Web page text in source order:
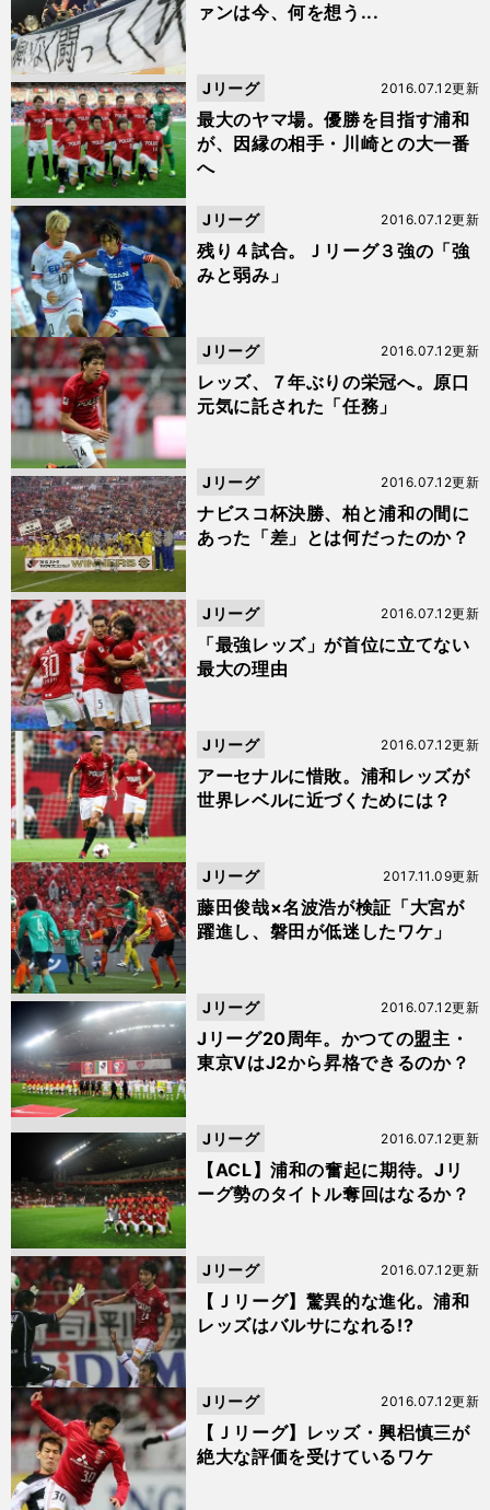
ァンは今、何を想う...
最大のヤマ場。優勝を目指す浦和
が、因縁の相手・川崎との大一番
へ
2016.07.12更新
Jリーグ
残り４試合。Ｊリーグ３強の「強
みと弱み」
2016.07.12更新
Jリーグ
レッズ、７年ぶりの栄冠へ。原口
元気に託された「任務」
2016.07.12更新
Jリーグ
ナビスコ杯決勝、柏と浦和の間に
あった「差」とは何だったのか？
2016.07.12更新
Jリーグ
「最強レッズ」が首位に立てない
最大の理由
2016.07.12更新
Jリーグ
アーセナルに惜敗。浦和レッズが
世界レベルに近づくためには？
2016.07.12更新
Jリーグ
藤田俊哉×名波浩が検証「大宮が
躍進し、磐田が低迷したワケ」
2017.11.09更新
Jリーグ
Jリーグ20周年。かつての盟主・
東京VはJ2から昇格できるのか？
2016.07.12更新
Jリーグ
【ACL】浦和の奮起に期待。Jリ
ーグ勢のタイトル奪回はなるか？
2016.07.12更新
Jリーグ
【Ｊリーグ】驚異的な進化。浦和
レッズはバルサになれる!?
2016.07.12更新
Jリーグ
【Ｊリーグ】レッズ・興梠慎三が
絶大な評価を受けているワケ
2016.07.12更新
Jリーグ